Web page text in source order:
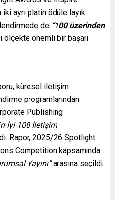
ayrı platin ödüle layık
de “100 üzerinden
ölçekte önemli bir başarı
küresel iletişim
programlarından
Publishing
İyi 100 İletişim
Rapor, 2025/26 Spotlight
Competition kapsamında
Yayını”arasına seçildi.